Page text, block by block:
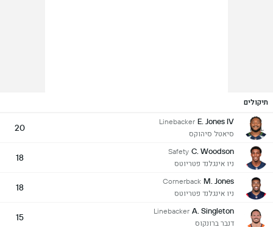
תיקולים
E. Jones IV
Linebacker
סיאטל סיהוקס
20
C. Woodson
Safety
ניו אינגלנד פטריוטס
18
M. Jones
Cornerback
ניו אינגלנד פטריוטס
18
A. Singleton
Linebacker
דנבר ברונקוס
15